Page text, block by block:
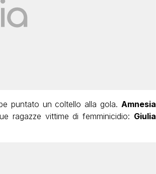
puntato un coltello alla gola. Amnesia
ragazze vittime di femminicidio: Giulia